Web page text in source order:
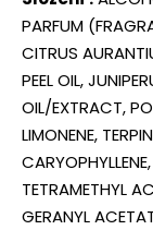
PARFUM
CITRUS
PEEL OIL,
OIL/EXTRACT,
LIMONENE,
TETRAMETHYL
GERANYL